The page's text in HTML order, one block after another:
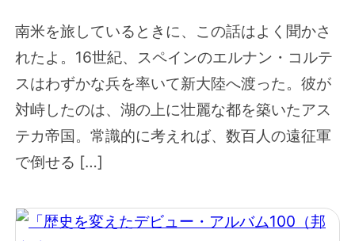
南米を旅しているときに、この話はよく聞かさ
れたよ。16世紀、スペインのエルナン・コルテ
スはわずかな兵を率いて新大陸へ渡った。彼が
対峙したのは、湖の上に壮麗な都を築いたアス
テカ帝国。常識的に考えれば、数百人の遠征軍
で倒せる […]